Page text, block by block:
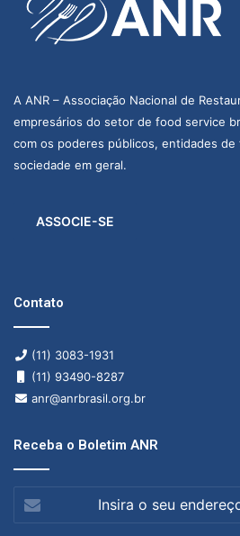
A ANR – Associação Nacional de
empresários do setor de food service
com os poderes públicos, entidades
sociedade em geral.
ASSOCIE-SE
Contato
(11) 3083-1931
(11) 93490-8287
anr@anrbrasil.org.br
Receba o Boletim ANR